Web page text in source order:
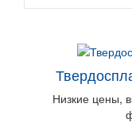
Низкие цены,